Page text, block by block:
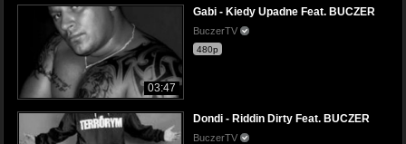
03:47
Gabi - Kiedy Upadne Feat. BUCZER
BuczerTV
480p
Dondi - Riddin Dirty Feat. BUCZER
BuczerTV